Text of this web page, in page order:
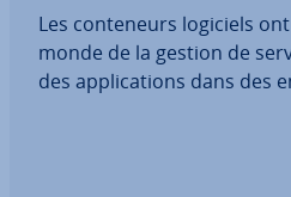
Les con­te­neurs logiciels
monde de la gestion de
des ap­pli­ca­tions dans des